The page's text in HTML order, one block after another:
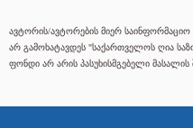
ავტორის/ავტორების მიერ
არ გამოხატავდეს "საქართველოს ღია
ფონდი არ არის პასუხისმგებელი მასალის